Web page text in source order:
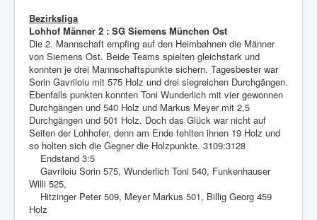
Bezirksliga
Lohhof Männer 2 : SG Siemens München Ost
Die 2. Mannschaft empfing auf den Heimbahnen die Männer
von Siemens Ost. Beide Teams spielten gleichstark und
konnten je drei Mannschaftspunkte sichern. Tagesbester war
Sorin Gavriloiu mit 575 Holz und drei siegreichen Durchgängen.
Ebenfalls punkten konnten Toni Wunderlich mit vier gewonnen
Durchgängen und 540 Holz und Markus Meyer mit 2,5
Durchgängen und 501 Holz. Doch das Glück war nicht auf
Seiten der Lohhofer, denn am Ende fehlten ihnen 19 Holz und
so holten sich die Gegner die Holzpunkte. 3109:3128
Endstand 3:5
Gavriloiu Sorin 575, Wunderlich Toni 540, Funkenhauser
Willi 525,
Hitzinger Peter 509, Meyer Markus 501, Billig Georg 459
Holz